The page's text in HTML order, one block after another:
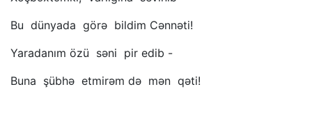
Bu dünyada görə bildim Cənnəti!
Yaradanım özü səni pir edib -
Buna şübhə etmirəm də mən qəti!